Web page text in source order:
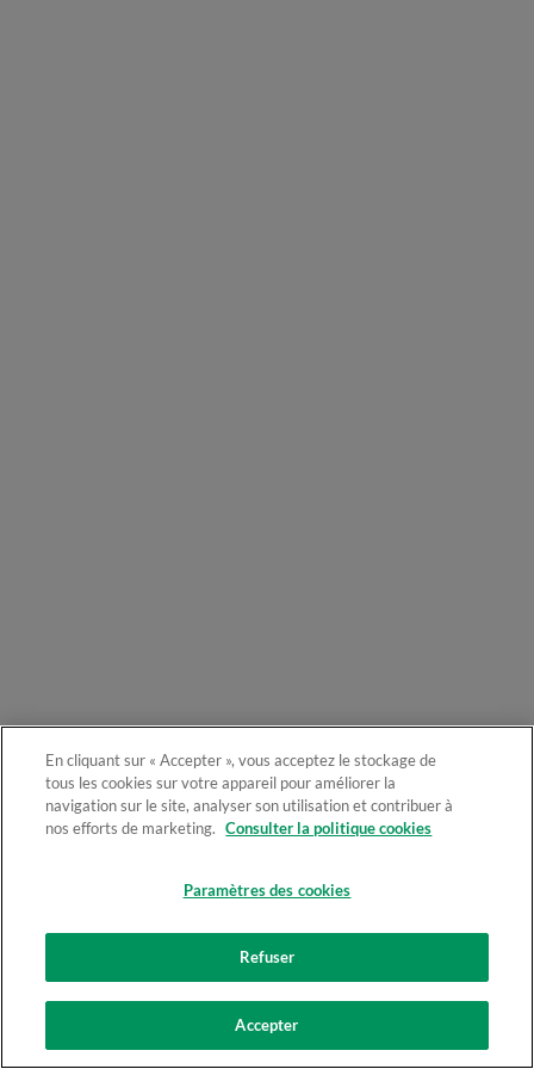
En cliquant sur « Accepter », vous acceptez le stockage de
tous les cookies sur votre appareil pour améliorer la
navigation sur le site, analyser son utilisation et contribuer à
nos efforts de marketing. Consulter la politique cookies
Paramètres des cookies
Refuser
Accepter